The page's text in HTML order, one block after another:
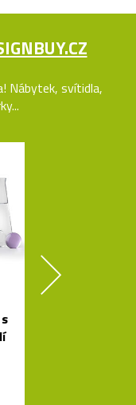
Nábytek, svítidla,